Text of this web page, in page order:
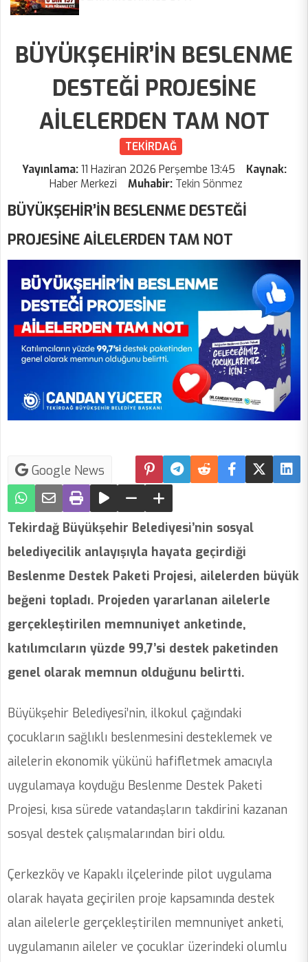
BÜYÜKŞEHİR’İN BESLENME
DESTEĞİ PROJESİNE
AİLELERDEN TAM NOT
TEKİRDAĞ
Yayınlama:11 Haziran 2026 Perşembe 13:45
Kaynak:
Haber Merkezi
Muhabir: Tekin Sönmez
BÜYÜKŞEHİR’İN BESLENME DESTEĞİ
PROJESİNE AİLELERDEN TAM NOT
Google News
Tekirdağ Büyükşehir Belediyesi’nin sosyal
belediyecilik anlayışıyla hayata geçirdiği
Beslenme Destek Paketi Projesi, ailelerden büyük
beğeni topladı. Projeden yararlanan ailelerle
gerçekleştirilen memnuniyet anketinde,
katılımcıların yüzde 99,7’si destek paketinden
genel olarak memnun olduğunu belirtti.
Büyükşehir Belediyesi’nin, ilkokul çağındaki
çocukların sağlıklı beslenmesini desteklemek ve
ailelerin ekonomik yükünü hafifletmek amacıyla
uygulamaya koyduğu Beslenme Destek Paketi
Projesi, kısa sürede vatandaşların takdirini kazanan
sosyal destek çalışmalarından biri oldu.
Çerkezköy ve Kapaklı ilçelerinde pilot uygulama
olarak hayata geçirilen proje kapsamında destek
alan ailelerle gerçekleştirilen memnuniyet anketi,
uygulamanın aileler ve çocuklar üzerindeki olumlu